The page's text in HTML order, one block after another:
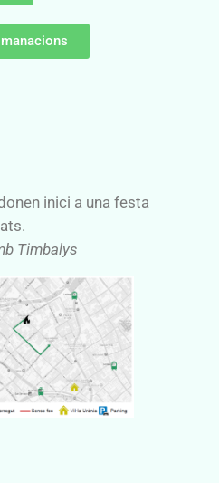
inici a una festa
Timbalys